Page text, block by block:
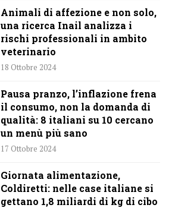
Animali di affezione e non solo,
una ricerca Inail analizza i
rischi professionali in ambito
veterinario
18 Ottobre 2024
Pausa pranzo, l’inflazione frena
il consumo, non la domanda di
qualità: 8 italiani su 10 cercano
un menù più sano
17 Ottobre 2024
Giornata alimentazione,
Coldiretti: nelle case italiane si
gettano 1,8 miliardi di kg di cibo